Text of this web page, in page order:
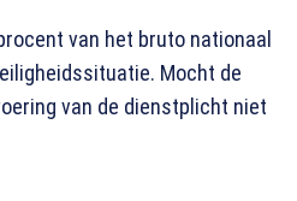
van het bruto nationaal
Mocht de
van de dienstplicht niet